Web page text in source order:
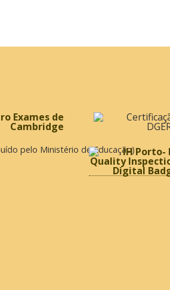
pelo Ministério de Educação)